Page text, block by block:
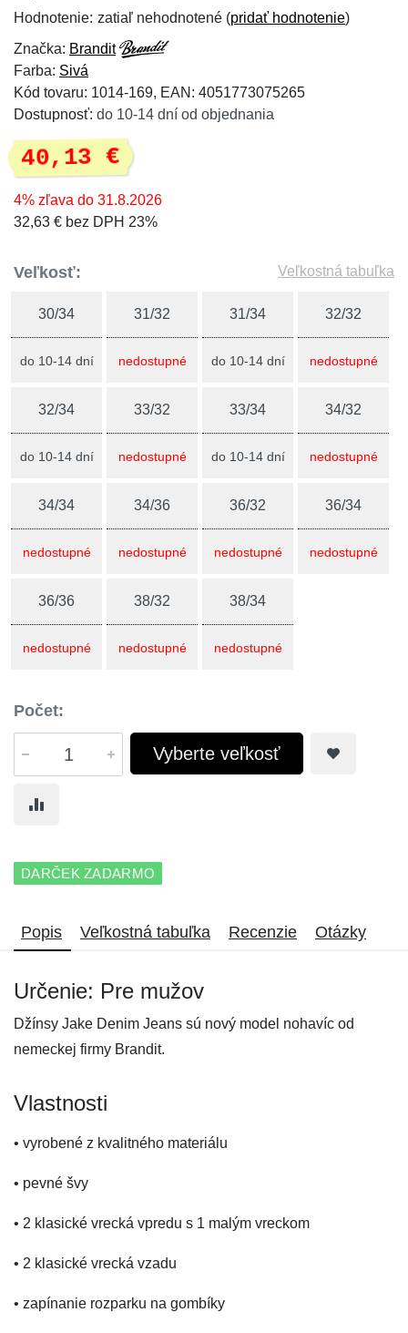
Hodnotenie: zatiaľ nehodnotené (pridať hodnotenie)
Značka: Brandit
Farba: Sivá
Kód tovaru: 1014-169, EAN: 4051773075265
Dostupnosť: do 10-14 dní od objednania
40,13 €
4% zľava do 31.8.2026
32,63 € bez DPH 23%
Veľkosť: Veľkostná tabuľka
30/34
do 10-14 dní
31/32
nedostupné
31/34
do 10-14 dní
32/32
nedostupné
32/34
do 10-14 dní
33/32
nedostupné
33/34
do 10-14 dní
34/32
nedostupné
34/34
nedostupné
34/36
nedostupné
36/32
nedostupné
36/34
nedostupné
36/36
nedostupné
38/32
nedostupné
38/34
nedostupné
Počet:
Vyberte veľkosť
DARČEK ZADARMO
Popis Veľkostná tabuľka Recenzie Otázky
Určenie: Pre mužov
Džínsy Jake Denim Jeans sú nový model nohavíc od
nemeckej firmy Brandit.
Vlastnosti
• vyrobené z kvalitného materiálu
• pevné švy
• 2 klasické vrecká vpredu s 1 malým vreckom
• 2 klasické vrecká vzadu
• zapínanie rozparku na gombíky